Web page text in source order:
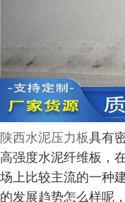
陕西水泥压力板具有
高强度水泥纤维板，
场上比较主流的一种
的发展趋势怎么样呢